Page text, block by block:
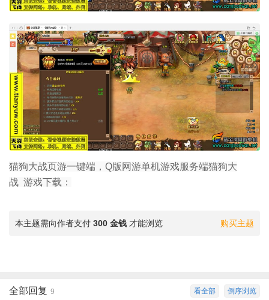
猫狗大战页游一键端，Q版网游单机游戏服务端猫狗大
战 游戏下载：
购买主题
本主题需向作者支付 300 金钱 才能浏览
倒序浏览
看全部
全部回复 9